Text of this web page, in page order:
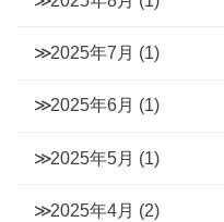
2025年7月 (1)
2025年6月 (1)
2025年5月 (1)
2025年4月 (2)